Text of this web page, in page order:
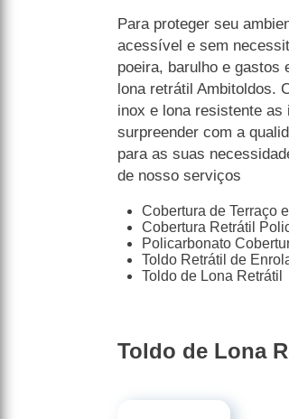
Para proteger seu
acessível e sem
poeira, barulho e gastos
lona retrátil Ambitoldos.
inox e lona resistente
surpreender com a
para as suas
de nosso serviços
Cobertura de Terraço
Cobertura Retrátil
Policarbonato
Toldo Retrátil de
Toldo de Lona Retrátil
Toldo de Lona